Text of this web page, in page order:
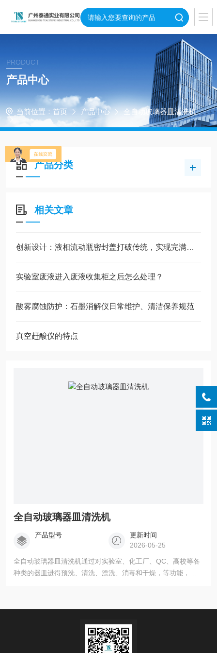
PRODUCT
产品中心
当前位置： 首页 产品中心 全自动玻璃器皿清洗机
产品分类
相关文章
创新设计：液相流动瓶密封盖打破传统，实现完满密封
实验室废液进入废液收集柜之后怎么处理？
酸雾腐蚀防护：石墨消解仪日常维护、清洁保养规范
真空赶酸仪的特点
全自动玻璃器皿清洗机
产品型号
更新时间
2026-05-25
全自动玻璃器皿清洗机通过对实验室、化工厂、QC、高校等各
种类的器皿进得预洗、清洗、漂洗、消毒和干燥，等功能，实
轻松。